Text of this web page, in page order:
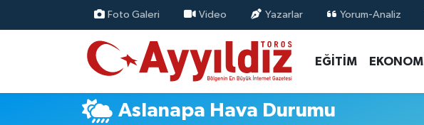
Foto Galeri Video Yazarlar Yorum-Analiz
EĞİTİM EKONOMİ
Aslanapa Hava Durumu